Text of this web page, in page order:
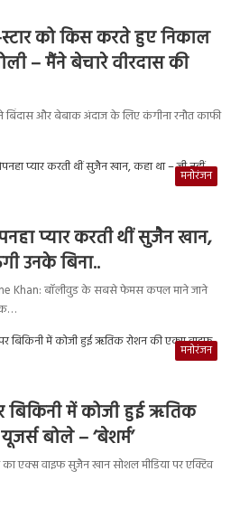
को किस करते हुए निकाल
– मैंने बेचारे वीरदास की
और बेबाक अंदाज के लिए कंगीना रनौत काफी
मनोरंजन
प्यार करती थीं सुजैन खान,
उनके बिना..
Khan: बॉलीवुड के सबसे फेमस कपल माने जाने
मनोरंजन
में कोजी हुई ऋतिक
बोले – ‘बेशर्म’
एक्स वाइफ सुजैन खान सोशल मीडिया पर एक्टिव